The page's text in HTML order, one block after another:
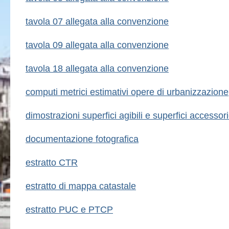
tavola 07 allegata alla convenzione
tavola 09 allegata alla convenzione
tavola 18 allegata alla convenzione
computi metrici estimativi opere di urbanizzazione
dimostrazioni superfici agibili e superfici
documentazione fotografica
estratto CTR
estratto di mappa catastale
estratto PUC e PTCP